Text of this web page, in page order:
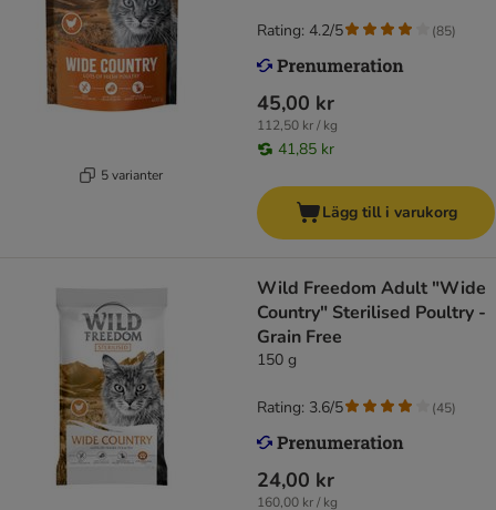
5 varianter
45,00 kr
112,50 kr / kg
41,85 kr
Rating: 4.2/5 (85)
Lägg till i varukorg
Wild Freedom Adult "Wide
Country" Sterilised Poultry -
Grain Free
150 g
24,00 kr
160,00 kr / kg
Rating: 3.6/5 (45)